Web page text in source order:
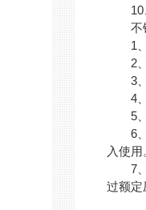
10、
不锈
1、
2、
3、
4、
5、
6、
入使用
7
过额定